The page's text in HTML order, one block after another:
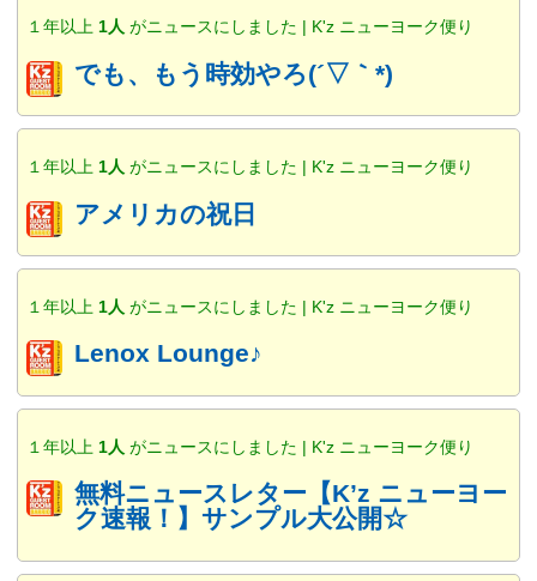
１年以上 1人 がニュースにしました | K'z ニューヨーク便り
でも、もう時効やろ(´▽｀*)
１年以上 1人 がニュースにしました | K'z ニューヨーク便り
アメリカの祝日
１年以上 1人 がニュースにしました | K'z ニューヨーク便り
Lenox Lounge♪
１年以上 1人 がニュースにしました | K'z ニューヨーク便り
無料ニュースレター【K’z ニューヨー
ク速報！】サンプル大公開☆